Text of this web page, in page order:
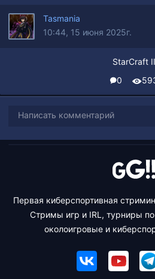
Tasmania
10:44, 15 июня 2025г.
StarCraft II
0
Написать комментарий
Первая киберспортивная
Стримы игр и IRL, турниры
околоигровые и